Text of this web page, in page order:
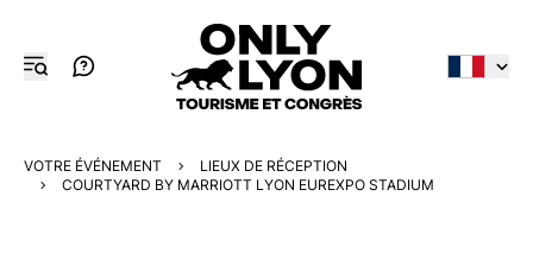
VOTRE ÉVÉNEMENT
LIEUX DE RÉCEPTION
COURTYARD BY MARRIOTT LYON EUREXPO STADIUM